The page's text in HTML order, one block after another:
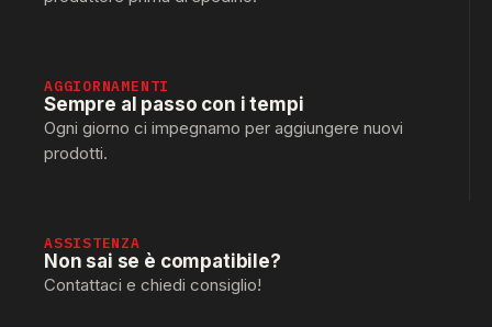
AGGIORNAMENTI
Sempre al passo con i tempi
Ogni giorno ci impegnamo per aggiungere nuovi
prodotti.
ASSISTENZA
Non sai se è compatibile?
Contattaci e chiedi consiglio!